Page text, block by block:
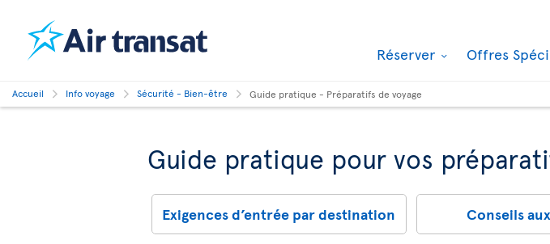
Réserver Offres
Accueil Info voyage Sécurité - Bien-être Guide pratique - Préparatifs de voyage
Guide pratique pour vos
Exigences d’entrée par destination Conseils